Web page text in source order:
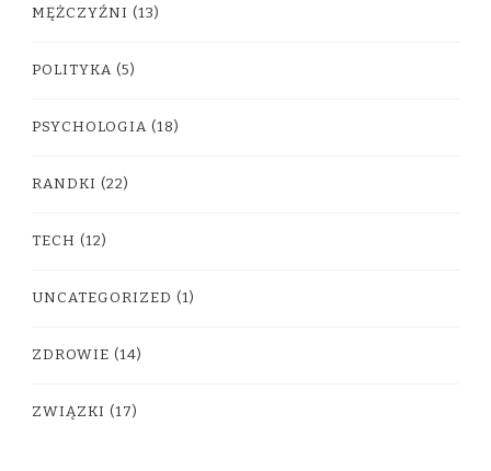
MĘŻCZYŹNI (13)
POLITYKA (5)
PSYCHOLOGIA (18)
RANDKI (22)
TECH (12)
UNCATEGORIZED (1)
ZDROWIE (14)
ZWIĄZKI (17)